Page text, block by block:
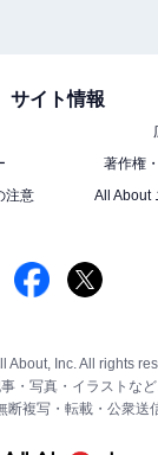
サイト情報
著作権
注意
All About
About, Inc. All rights
・写真・イラストなど
複写・転載・公衆送